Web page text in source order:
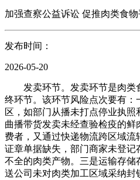
加强查察公益诉讼 促推肉类食
发布时间：
2026-05-20
发卖环节。发卖环节是肉类
终环节。该环节风险点次要有
区，如部门从播未打点停业执
曲播带货发卖未经查验检疫的
费者，又通过快递物流跨区域
证章单据缺失，部门商家未登
不全的肉类产物。三是运输存
送公司未对肉类加工区域采纳